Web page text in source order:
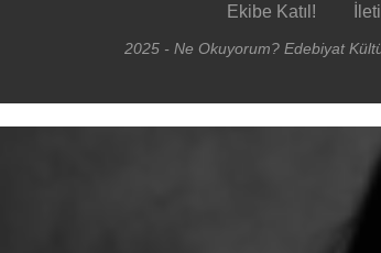
Ekibe Katıl!
2025 - Ne Okuyorum? Edebiyat